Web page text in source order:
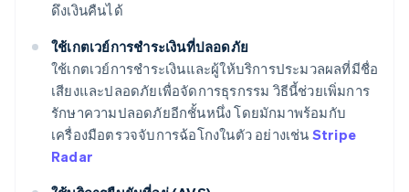
ดึงเงินคืนได้
ใช้เกตเวย์การชําระเงินที่ปลอดภัย
ใช้เกตเวย์การชําระเงินและผู้ให้บริการประมวลผลที่มีชื่อ
เสียงและปลอดภัยเพื่อจัดการธุรกรรม วิธีนี้ช่วยเพิ่มการ
รักษาความปลอดภัยอีกชั้นหนึ่ง โดยมักมาพร้อมกับ
เครื่องมือตรวจจับการฉ้อโกงในตัว อย่างเช่น Stripe
Radar